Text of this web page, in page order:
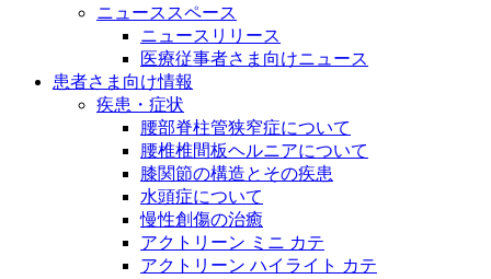
ニューススペース
ニュースリリース
医療従事者さま向けニュース
患者さま向け情報
疾患・症状
腰部脊柱管狭窄症について
腰椎椎間板ヘルニアについて
膝関節の構造とその疾患
水頭症について
慢性創傷の治癒
アクトリーン ミニ カテ
アクトリーン ハイライト カテ